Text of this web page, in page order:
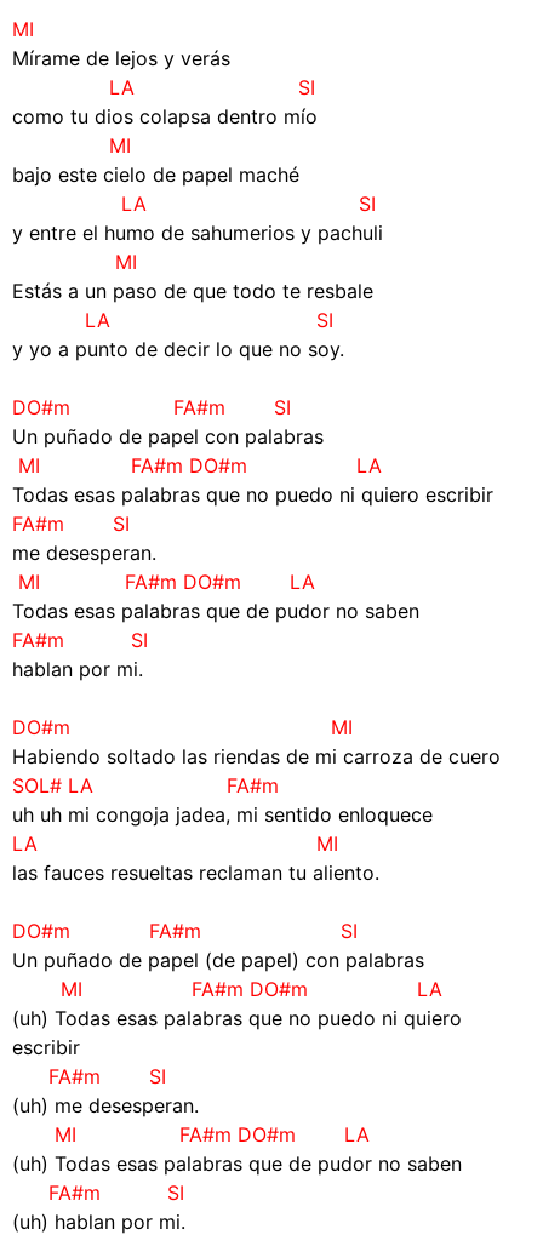
MI
Mírame de lejos y verás
LA SI
como tu dios colapsa dentro mío
MI
bajo este cielo de papel maché
LA SI
y entre el humo de sahumerios y pachuli
MI
Estás a un paso de que todo te resbale
LA SI
y yo a punto de decir lo que no soy.
DO#m FA#m SI
Un puñado de papel con palabras
MI FA#m DO#m LA
Todas esas palabras que no puedo ni quiero escribir
FA#m SI
me desesperan.
MI FA#m DO#m LA
Todas esas palabras que de pudor no saben
FA#m SI
hablan por mi.
DO#m MI
Habiendo soltado las riendas de mi carroza de cuero
SOL# LA FA#m
uh uh mi congoja jadea, mi sentido enloquece
LA MI
las fauces resueltas reclaman tu aliento.
DO#m FA#m SI
Un puñado de papel (de papel) con palabras
MI FA#m DO#m LA
(uh) Todas esas palabras que no puedo ni quiero
escribir
FA#m SI
(uh) me desesperan.
MI FA#m DO#m LA
(uh) Todas esas palabras que de pudor no saben
FA#m SI
(uh) hablan por mi.